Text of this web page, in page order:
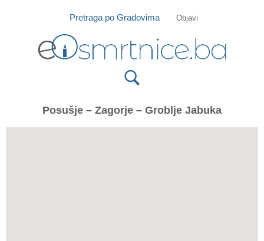
Isprobajte našu Android i IOS aplikaciju
Pretraga po Gradovima Objavi
Posušje – Zagorje – Groblje Jabuka